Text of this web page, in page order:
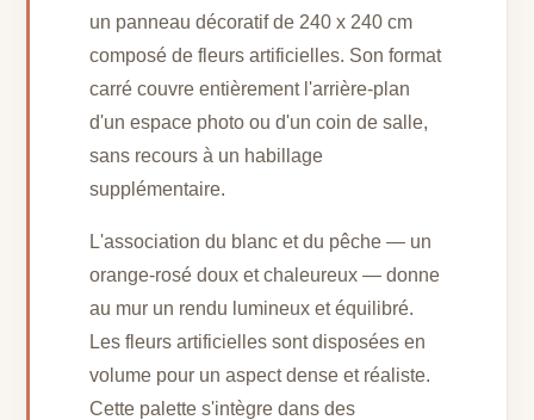
un panneau décoratif de 240 x 240 cm
composé de fleurs artificielles. Son format
carré couvre entièrement l'arrière-plan
d'un espace photo ou d'un coin de salle,
sans recours à un habillage
supplémentaire.
L'association du blanc et du pêche — un
orange-rosé doux et chaleureux — donne
au mur un rendu lumineux et équilibré.
Les fleurs artificielles sont disposées en
volume pour un aspect dense et réaliste.
Cette palette s'intègre dans des